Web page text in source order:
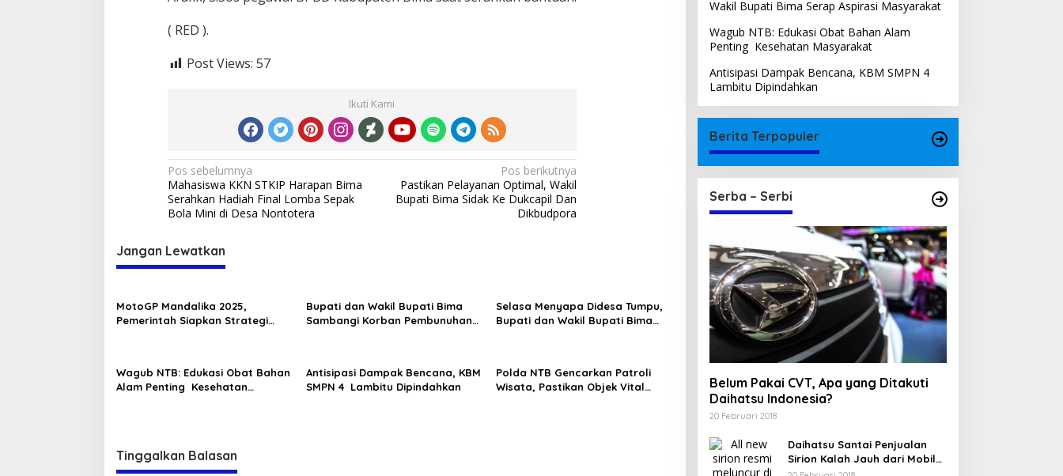
( RED ).
Post Views: 57
Ikuti Kami
Navigasi
pos
Pos sebelumnya
Mahasiswa KKN STKIP Harapan Bima
Serahkan Hadiah Final Lomba Sepak
Bola Mini di Desa Nontotera
Pos berikutnya
Pastikan Pelayanan Optimal, Wakil
Bupati Bima Sidak Ke Dukcapil Dan
Dikbudpora
Jangan Lewatkan
MotoGP Mandalika 2025,
Pemerintah Siapkan Strategi
Bupati dan Wakil Bupati Bima
Sambangi Korban Pembunuhan
Selasa Menyapa Didesa Tumpu,
Bupati dan Wakil Bupati Bima
Wagub NTB: Edukasi Obat Bahan
Alam Penting Kesehatan
Antisipasi Dampak Bencana, KBM
SMPN 4 Lambitu Dipindahkan
Polda NTB Gencarkan Patroli
Wisata, Pastikan Objek Vital
Tinggalkan Balasan
Wakil Bupati Bima Serap Aspirasi Masyarakat
Wagub NTB: Edukasi Obat Bahan Alam
Penting Kesehatan Masyarakat
Antisipasi Dampak Bencana, KBM SMPN 4
Lambitu Dipindahkan
Berita Terpopuler
Serba – Serbi
Belum Pakai CVT, Apa yang Ditakuti
Daihatsu Indonesia?
20 Februari 2018
Daihatsu Santai Penjualan
Sirion Kalah Jauh dari Mobil
LCGC